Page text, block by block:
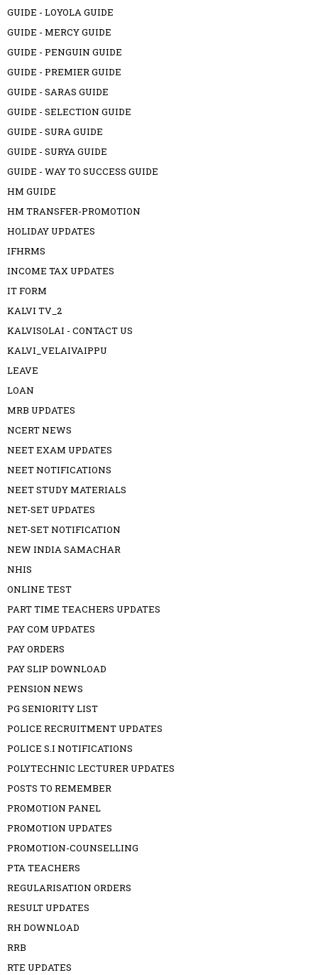
GUIDE - LOYOLA GUIDE
GUIDE - MERCY GUIDE
GUIDE - PENGUIN GUIDE
GUIDE - PREMIER GUIDE
GUIDE - SARAS GUIDE
GUIDE - SELECTION GUIDE
GUIDE - SURA GUIDE
GUIDE - SURYA GUIDE
GUIDE - WAY TO SUCCESS GUIDE
HM GUIDE
HM TRANSFER-PROMOTION
HOLIDAY UPDATES
IFHRMS
INCOME TAX UPDATES
IT FORM
KALVI TV_2
KALVISOLAI - CONTACT US
KALVI_VELAIVAIPPU
LEAVE
LOAN
MRB UPDATES
NCERT NEWS
NEET EXAM UPDATES
NEET NOTIFICATIONS
NEET STUDY MATERIALS
NET-SET UPDATES
NET-SET NOTIFICATION
NEW INDIA SAMACHAR
NHIS
ONLINE TEST
PART TIME TEACHERS UPDATES
PAY COM UPDATES
PAY ORDERS
PAY SLIP DOWNLOAD
PENSION NEWS
PG SENIORITY LIST
POLICE RECRUITMENT UPDATES
POLICE S.I NOTIFICATIONS
POLYTECHNIC LECTURER UPDATES
POSTS TO REMEMBER
PROMOTION PANEL
PROMOTION UPDATES
PROMOTION-COUNSELLING
PTA TEACHERS
REGULARISATION ORDERS
RESULT UPDATES
RH DOWNLOAD
RRB
RTE UPDATES